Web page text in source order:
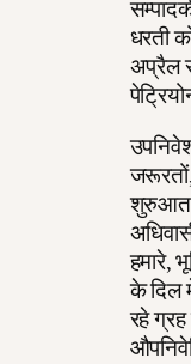
धरती
अप्रैल
शुरुआत
हमारे,
के दिल
रहे